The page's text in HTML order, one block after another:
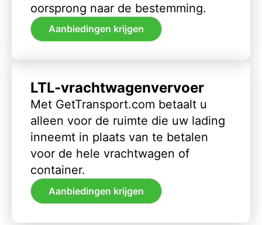
oorsprong naar de bestemming.
Aanbiedingen krijgen
LTL-vrachtwagenvervoer
Met GetTransport.com betaalt u
alleen voor de ruimte die uw lading
inneemt in plaats van te betalen
voor de hele vrachtwagen of
container.
Aanbiedingen krijgen